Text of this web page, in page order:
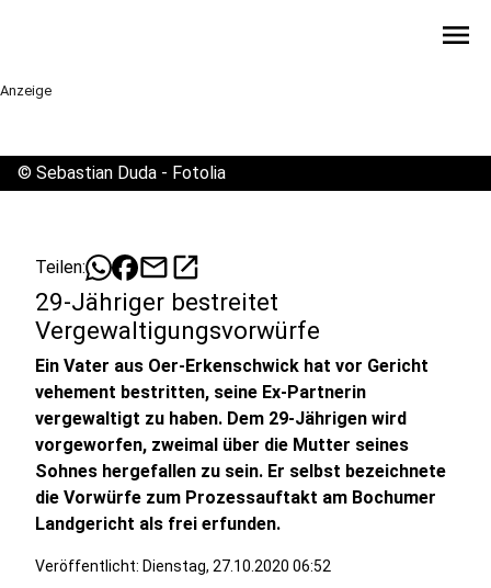
menu
Anzeige
© Sebastian Duda - Fotolia
Teilen: mailopen_in_new
29-Jähriger bestreitet
Vergewaltigungsvorwürfe
Ein Vater aus Oer-Erkenschwick hat vor Gericht
vehement bestritten, seine Ex-Partnerin
vergewaltigt zu haben. Dem 29-Jährigen wird
vorgeworfen, zweimal über die Mutter seines
Sohnes hergefallen zu sein. Er selbst bezeichnete
die Vorwürfe zum Prozessauftakt am Bochumer
Landgericht als frei erfunden.
Veröffentlicht: Dienstag, 27.10.2020 06:52